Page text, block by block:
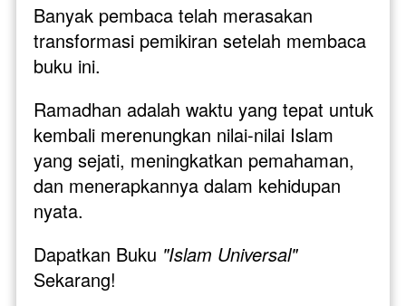
Banyak pembaca telah merasakan
transformasi pemikiran setelah membaca
buku ini.
Ramadhan adalah waktu yang tepat untuk
kembali merenungkan nilai-nilai Islam
yang sejati, meningkatkan pemahaman,
dan menerapkannya dalam kehidupan
nyata.
Dapatkan Buku
"Islam Universal"
Sekarang!